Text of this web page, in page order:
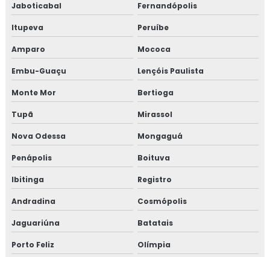
Jaboticabal Fernandópolis
Itupeva Peruíbe
Amparo Mococa
Embu-Guaçu Lençóis Paulista
Monte Mor Bertioga
Tupã Mirassol
Nova Odessa Mongaguá
Penápolis Boituva
Ibitinga Registro
Andradina Cosmópolis
Jaguariúna Batatais
Porto Feliz Olímpia